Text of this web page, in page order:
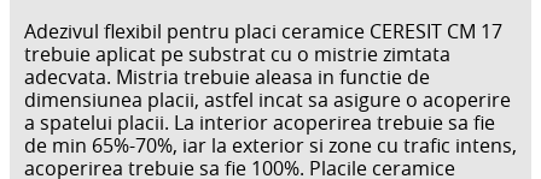
Adezivul flexibil pentru placi ceramice CERESIT CM 17
trebuie aplicat pe substrat cu o mistrie zimtata
adecvata. Mistria trebuie aleasa in functie de
dimensiunea placii, astfel incat sa asigure o acoperire
a spatelui placii. La interior acoperirea trebuie sa fie
de min 65%-70%, iar la exterior si zone cu trafic intens,
acoperirea trebuie sa fie 100%. Placile ceramice